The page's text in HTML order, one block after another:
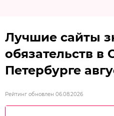
Лучшие сайты
обязательств в
Петербурге
Рейтинг обновлен 06.08.2026